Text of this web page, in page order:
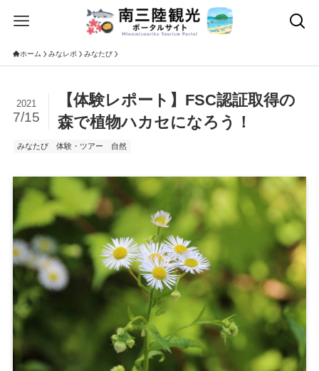
ホーム みなレポ みなたび
【体験レポート】FSC認証取得の
森で植物ハカセになろう！
2021
7/15
みなたび 体験・ツアー 自然